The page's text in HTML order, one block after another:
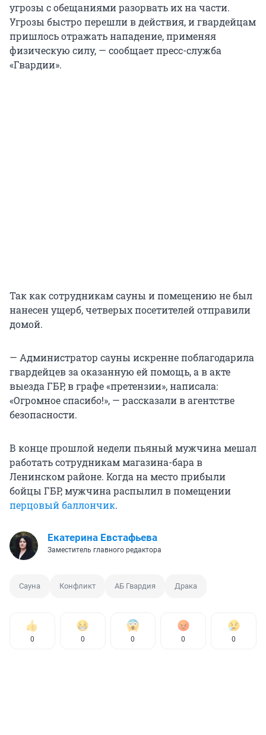
угрозы с обещаниями разорвать их на части.
Угрозы быстро перешли в действия, и гвардейцам
пришлось отражать нападение, применяя
физическую силу, — сообщает пресс-служба
«Гвардии».
Так как сотрудникам сауны и помещению не был
нанесен ущерб, четверых посетителей отправили
домой.
— Администратор сауны искренне поблагодарила
гвардейцев за оказанную ей помощь, а в акте
выезда ГБР, в графе «претензии», написала:
«Огромное спасибо!», — рассказали в агентстве
безопасности.
В конце прошлой недели пьяный мужчина мешал
работать сотрудникам магазина-бара в
Ленинском районе. Когда на место прибыли
бойцы ГБР, мужчина распылил в помещении
перцовый баллончик.
Екатерина Евстафьева
Заместитель главного редактора
Сауна Конфликт АБ Гвардия Драка
0 0 0 0 0